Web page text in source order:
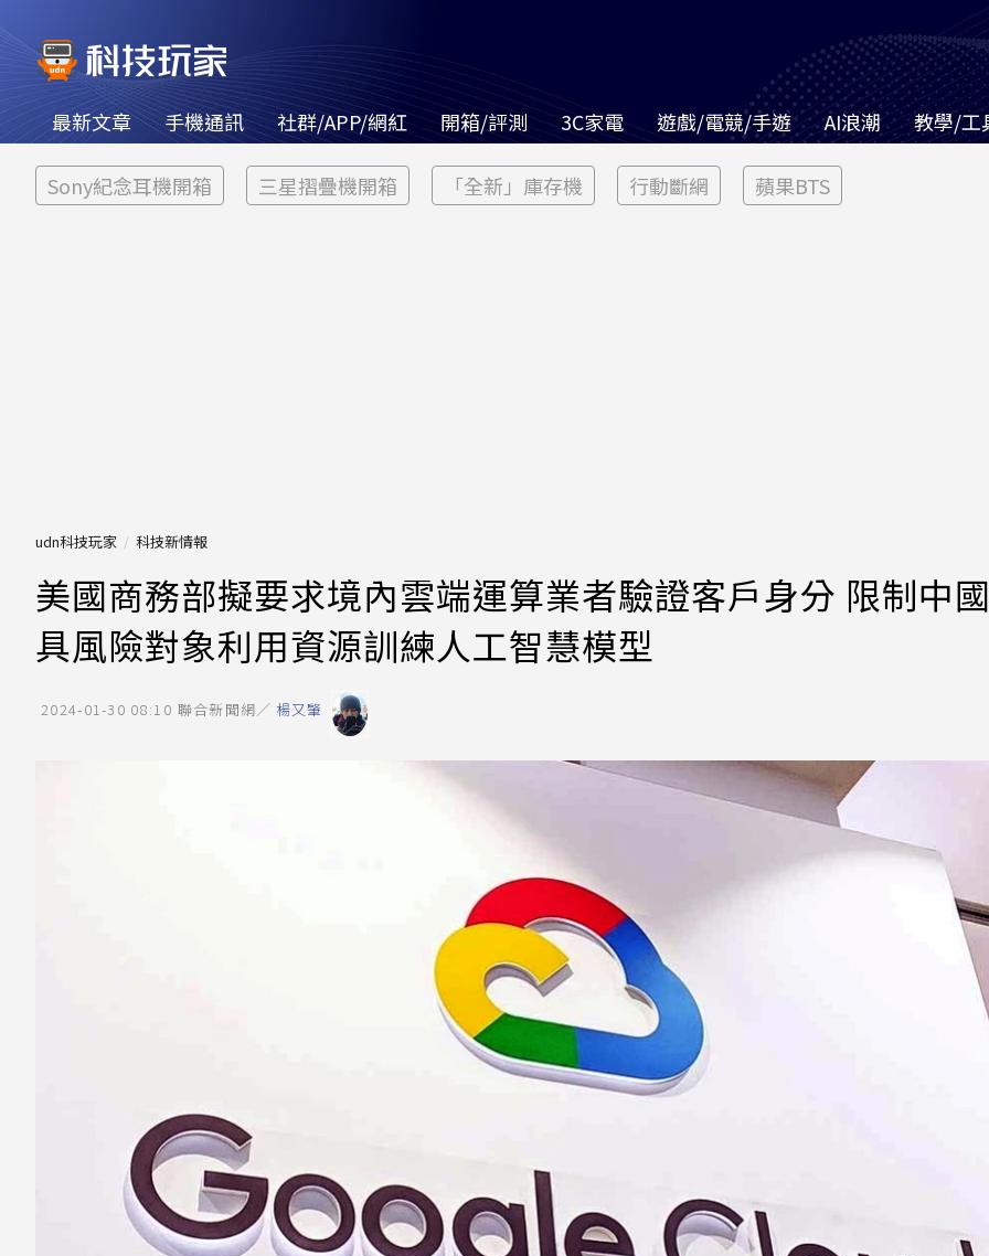
最新文章 手機通訊 社群/APP/網紅 開箱/評測 3C家電 遊戲/電競/手遊 AI浪潮 教學/工
Sony紀念耳機開箱 三星摺疊機開箱 「全新」庫存機 行動斷網 蘋果BTS
udn科技玩家 科技新情報
美國商務部擬要求境內雲端運算業者驗證客戶身分 限制中
具風險對象利用資源訓練人工智慧模型
2024-01-30 08:10 聯合新聞網／ 楊又肇